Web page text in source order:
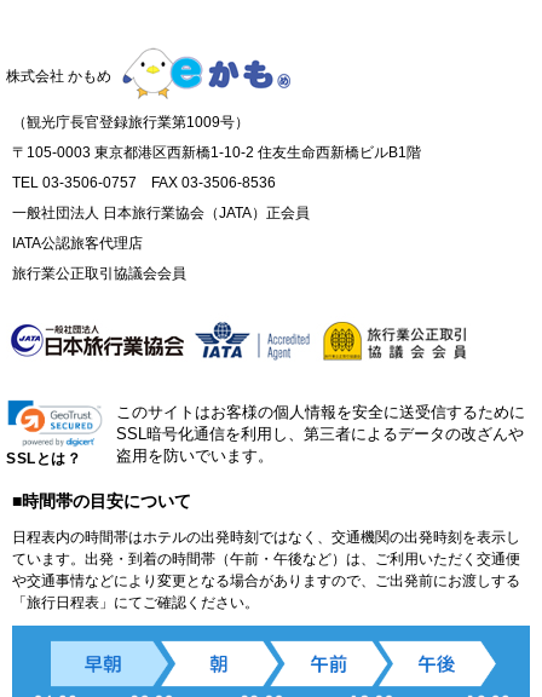
株式会社 かもめ
（観光庁長官登録旅行業第1009号）
〒105-0003 東京都港区西新橋1-10-2 住友生命西新橋ビルB1階
TEL 03-3506-0757 FAX 03-3506-8536
一般社団法人 日本旅行業協会（JATA）正会員
IATA公認旅客代理店
旅行業公正取引協議会会員
SSLとは？
このサイトはお客様の個人情報を安全に送受信するために
SSL暗号化通信を利用し、第三者によるデータの改ざんや
盗用を防いでいます。
■時間帯の目安について
日程表内の時間帯はホテルの出発時刻ではなく、交通機関の出発時刻を表示し
ています。出発・到着の時間帯（午前・午後など）は、ご利用いただく交通便
や交通事情などにより変更となる場合がありますので、ご出発前にお渡しする
「旅行日程表」にてご確認ください。